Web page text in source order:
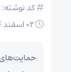
کد نوشته: 158392
حمایت‌های